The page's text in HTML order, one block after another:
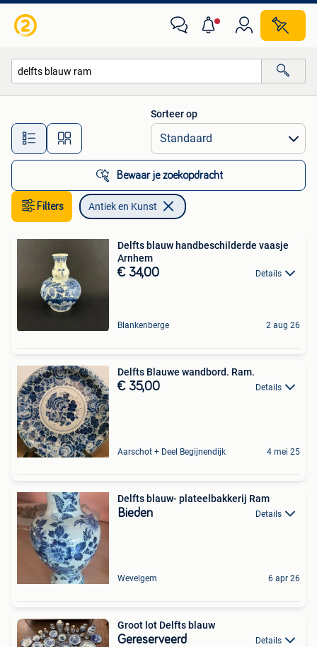
Alle afstanden…
Sorteer op
Bewaar je zoekopdracht
Filters Antiek en Kunst
Delfts blauw handbeschilderde vaasje
Arnhem
€ 34,00 Details
Blankenberge 2 aug 26
Delfts Blauwe wandbord. Ram.
€ 35,00 Details
Aarschot + Deel Begijnendijk 4 mei 25
Delfts blauw- plateelbakkerij Ram
Bieden Details
Wevelgem 6 apr 26
Groot lot Delfts blauw
Gereserveerd Details